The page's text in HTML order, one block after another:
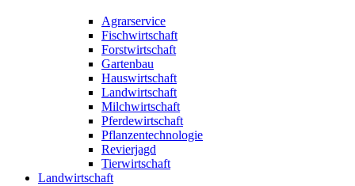
Agrarservice
Fischwirtschaft
Forstwirtschaft
Gartenbau
Hauswirtschaft
Landwirtschaft
Milchwirtschaft
Pferdewirtschaft
Pflanzentechnologie
Revierjagd
Tierwirtschaft
Landwirtschaft